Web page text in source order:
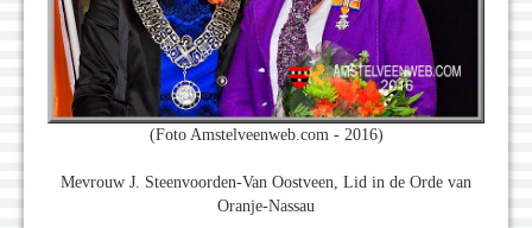
(Foto Amstelveenweb.com - 2016)
Mevrouw J. Steenvoorden-Van Oostveen, Lid in de Orde van
Oranje-Nassau